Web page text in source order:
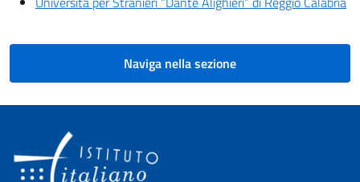
Naviga nella sezione